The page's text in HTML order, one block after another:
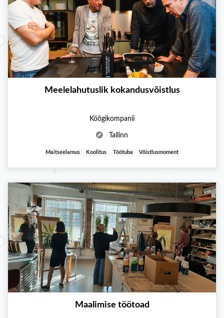
Meelelahutuslik kokandusvõistlus
Köögikompanii
Tallinn
Maitseelamus Koolitus Töötuba Võistlusmoment
Maalimise töötoad